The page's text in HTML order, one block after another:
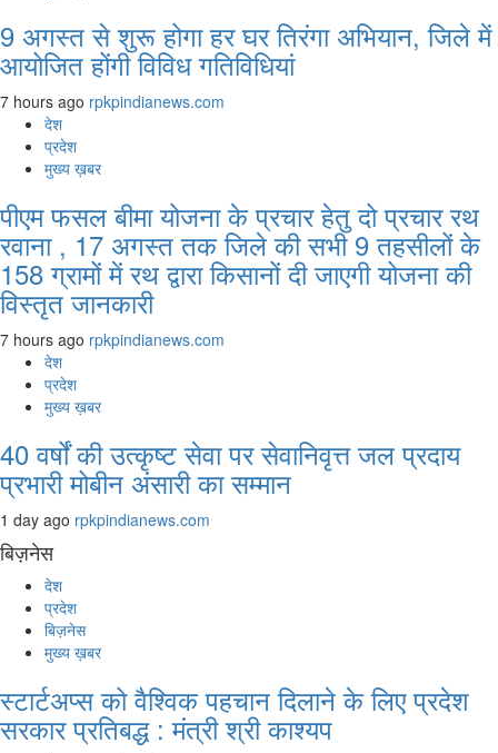
9 अगस्‍त से शुरू होगा हर घर तिरंगा अभियान, जिले में
आयोजित होंगी विविध गतिविधियां
7 hours ago rpkpindianews.com
देश
प्रदेश
मुख्य ख़बर
पीएम फसल बीमा योजना के प्रचार हेतु दो प्रचार रथ
रवाना , 17 अगस्त तक जिले की सभी 9 तहसीलों के
158 ग्रामों में रथ द्वारा किसानों दी जाएगी योजना की
विस्तृत जानकारी
7 hours ago rpkpindianews.com
देश
प्रदेश
मुख्य ख़बर
40 वर्षों की उत्कृष्ट सेवा पर सेवानिवृत्त जल प्रदाय
प्रभारी मोबीन अंसारी का सम्मान
1 day ago rpkpindianews.com
बिज़नेस
देश
प्रदेश
बिज़नेस
मुख्य ख़बर
स्टार्टअप्स को वैश्विक पहचान दिलाने के लिए प्रदेश
सरकार प्रतिबद्ध : मंत्री श्री काश्यप